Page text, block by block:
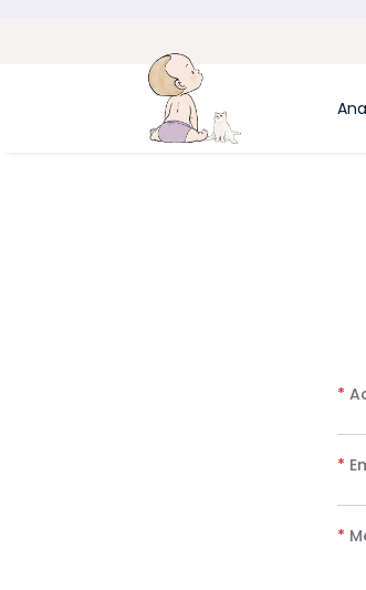
*
*
*